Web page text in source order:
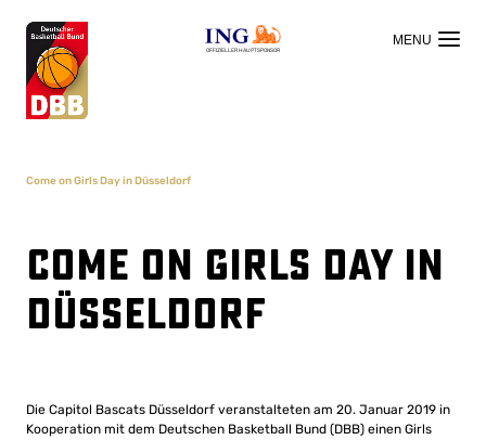
OFFIZIELLER HAUPTSPONSOR
Come on Girls Day in Düsseldorf
Come on Girls Day in
Düsseldorf
Die Capitol Bascats Düsseldorf veranstalteten am 20. Januar 2019 in
Kooperation mit dem Deutschen Basketball Bund (DBB) einen Girls